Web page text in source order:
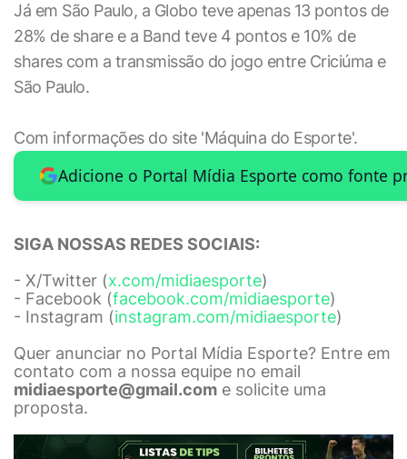
Já em São Paulo, a Globo teve apenas 13 pontos de
28% de share e a Band teve 4 pontos e 10% de
shares com a transmissão do jogo entre Criciúma e
São Paulo.
Com informações do site 'Máquina do Esporte'.
Adicione o Portal Mídia Esporte como fonte
SIGA NOSSAS REDES SOCIAIS:
- X/Twitter (x.com/midiaesporte)
- Facebook (facebook.com/midiaesporte)
- Instagram (instagram.com/midiaesporte)
Quer anunciar no Portal Mídia Esporte? Entre em
contato com a nossa equipe no email
midiaesporte@gmail.com e solicite uma
proposta.